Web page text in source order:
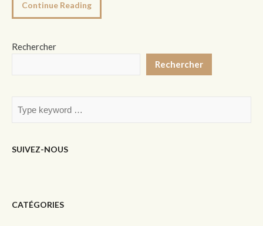
Continue Reading
Rechercher
Rechercher
SUIVEZ-NOUS
CATÉGORIES